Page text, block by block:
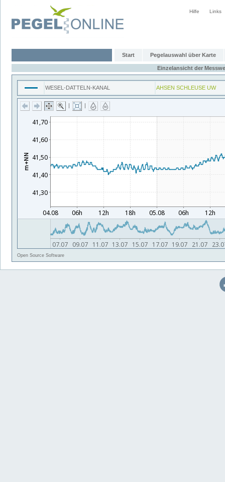
Hilfe Links
Start Pegelauswahl über Karte
Einzelansicht der
WESEL-DATTELN-KANAL AHSEN SCHLEUSE UW
| |
Open Source Software